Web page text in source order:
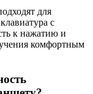
для
с
к нажатию и
комфортным